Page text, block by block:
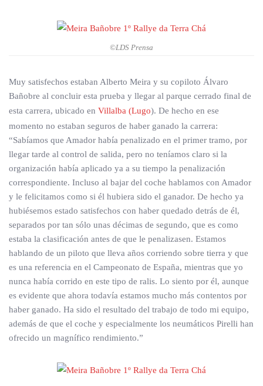
©LDS Prensa
Muy satisfechos estaban Alberto Meira y su copiloto Álvaro
Bañobre al concluir esta prueba y llegar al parque cerrado final de
esta carrera, ubicado en Villalba (Lugo). De hecho en ese
momento no estaban seguros de haber ganado la carrera:
“Sabíamos que Amador había penalizado en el primer tramo, por
llegar tarde al control de salida, pero no teníamos claro si la
organización había aplicado ya a su tiempo la penalización
correspondiente. Incluso al bajar del coche hablamos con Amador
y le felicitamos como si él hubiera sido el ganador. De hecho ya
hubiésemos estado satisfechos con haber quedado detrás de él,
separados por tan sólo unas décimas de segundo, que es como
estaba la clasificación antes de que le penalizasen. Estamos
hablando de un piloto que lleva años corriendo sobre tierra y que
es una referencia en el Campeonato de España, mientras que yo
nunca había corrido en este tipo de ralis. Lo siento por él, aunque
es evidente que ahora todavía estamos mucho más contentos por
haber ganado. Ha sido el resultado del trabajo de todo mi equipo,
además de que el coche y especialmente los neumáticos Pirelli han
ofrecido un magnífico rendimiento.”